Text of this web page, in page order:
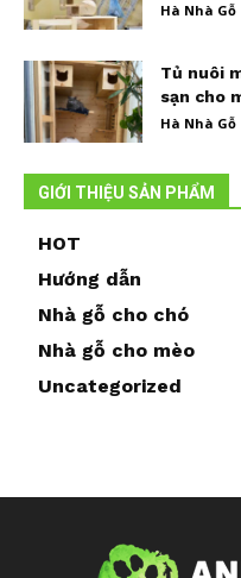
Hà Nhà Gỗ
Tủ nuôi
sạn cho
Hà Nhà Gỗ
GIỚI THIỆU SẢN PHẨM
HOT
Hướng dẫn
Nhà gỗ cho chó
Nhà gỗ cho mèo
Uncategorized